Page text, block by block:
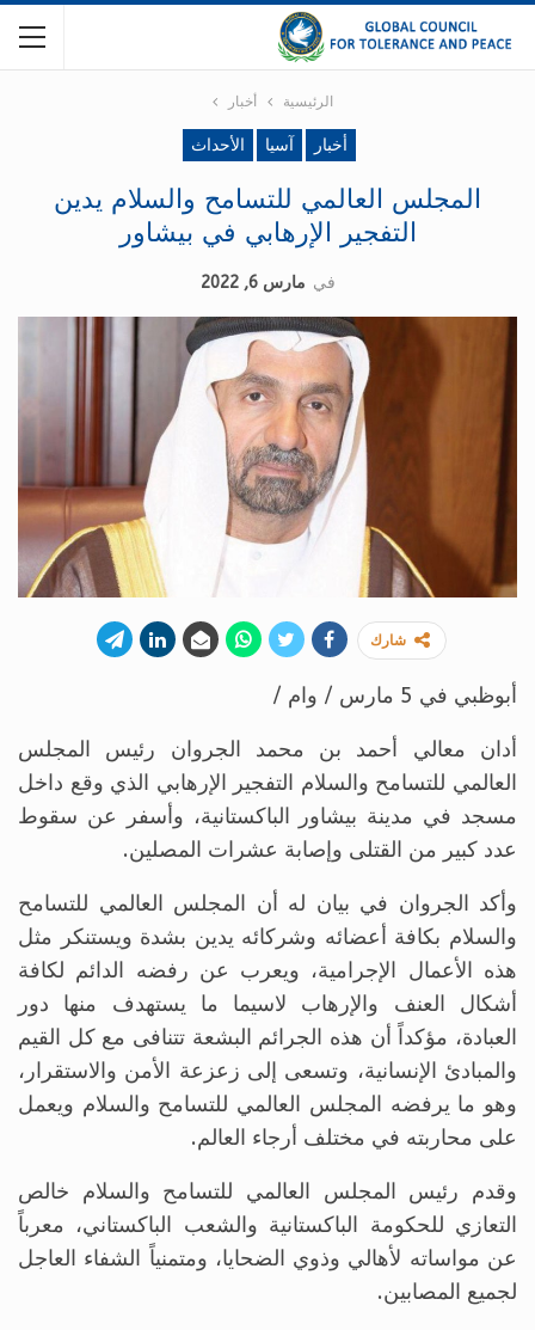
الرئيسية أخبار
أخبار آسيا الأحداث
المجلس العالمي للتسامح والسلام يدين
التفجير الإرهابي في بيشاور
في مارس 6, 2022
شارك
أبوظبي في 5 مارس / وام /
أدان معالي أحمد بن محمد الجروان رئيس المجلس
العالمي للتسامح والسلام التفجير الإرهابي الذي وقع داخل
مسجد في مدينة بيشاور الباكستانية، وأسفر عن سقوط
عدد كبير من القتلى وإصابة عشرات المصلين.
وأكد الجروان في بيان له أن المجلس العالمي للتسامح
والسلام بكافة أعضائه وشركائه يدين بشدة ويستنكر مثل
هذه الأعمال الإجرامية، ويعرب عن رفضه الدائم لكافة
أشكال العنف والإرهاب لاسيما ما يستهدف منها دور
العبادة، مؤكداً أن هذه الجرائم البشعة تتنافى مع كل القيم
والمبادئ الإنسانية، وتسعى إلى زعزعة الأمن والاستقرار،
وهو ما يرفضه المجلس العالمي للتسامح والسلام ويعمل
على محاربته في مختلف أرجاء العالم.
وقدم رئيس المجلس العالمي للتسامح والسلام خالص
التعازي للحكومة الباكستانية والشعب الباكستاني، معرباً
عن مواساته لأهالي وذوي الضحايا، ومتمنياً الشفاء العاجل
لجميع المصابين.